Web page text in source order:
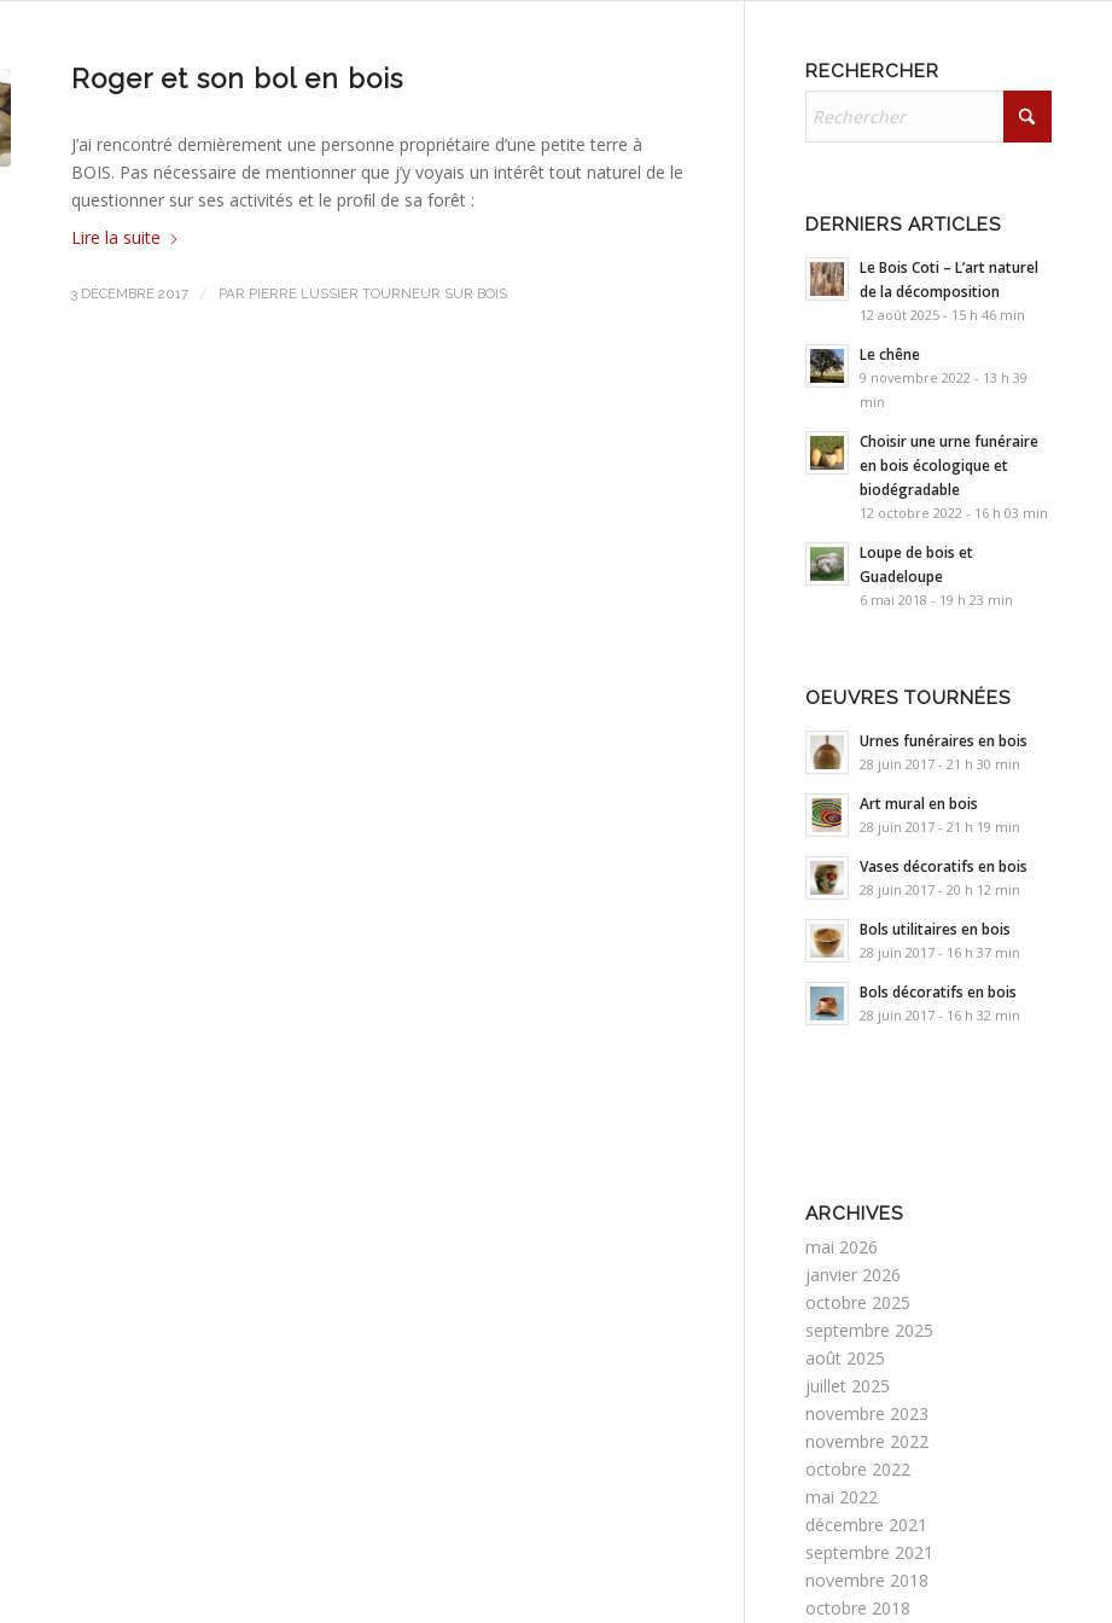
Roger et son bol en bois
J’ai rencontré dernièrement une personne propriétaire d’une petite terre à
BOIS. Pas nécessaire de mentionner que j’y voyais un intérêt tout naturel de le
questionner sur ses activités et le proﬁl de sa forêt :
Lire la suite
3 DÉCEMBRE 2017 / PAR PIERRE LUSSIER TOURNEUR SUR BOIS
RECHERCHER
DERNIERS ARTICLES
Le Bois Coti – L’art naturel
de la décomposition
12 août 2025 - 15 h 46 min
Le chêne
9 novembre 2022 - 13 h 39
min
Choisir une urne funéraire
en bois écologique et
biodégradable
12 octobre 2022 - 16 h 03 min
Loupe de bois et
Guadeloupe
6 mai 2018 - 19 h 23 min
OEUVRES TOURNÉES
Urnes funéraires en bois
28 juin 2017 - 21 h 30 min
Art mural en bois
28 juin 2017 - 21 h 19 min
Vases décoratifs en bois
28 juin 2017 - 20 h 12 min
Bols utilitaires en bois
28 juin 2017 - 16 h 37 min
Bols décoratifs en bois
28 juin 2017 - 16 h 32 min
ARCHIVES
mai 2026
janvier 2026
octobre 2025
septembre 2025
août 2025
juillet 2025
novembre 2023
novembre 2022
octobre 2022
mai 2022
décembre 2021
septembre 2021
novembre 2018
octobre 2018